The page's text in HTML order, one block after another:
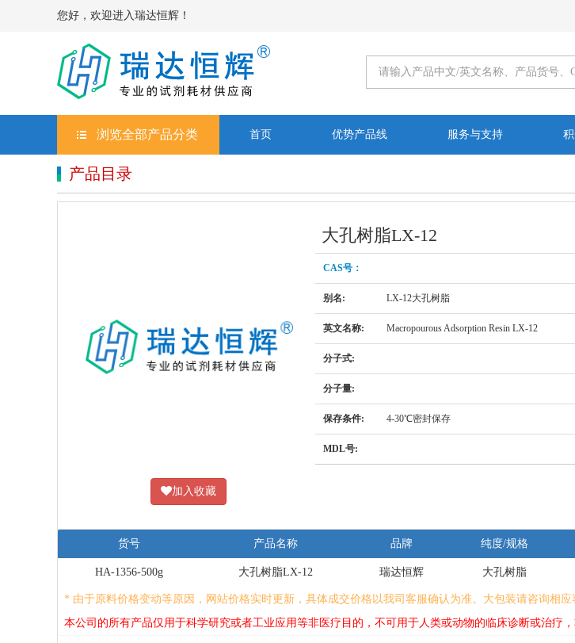
您好，欢迎进入瑞达恒辉！
浏览全部产品分类 首页 优势产品线 服务与支持
产品目录
加入收藏
大孔树脂LX-12
CAS号：
别名: LX-12大孔树脂
英文名称: Macropourous Adsorption Resin LX-12
分子式:
分子量:
保存条件: 4-30℃密封保存
MDL号:
货号 产品名称 品牌 纯度/规格
HA-1356-500g 大孔树脂LX-12 瑞达恒辉 大孔树脂
* 由于原料价格变动等原因，网站价格实时更新，具体成交价格以我司客服确认为准。大包装请咨询相应
本公司的所有产品仅用于科学研究或者工业应用等非医疗目的，不可用于人类或动物的临床诊断或治疗，